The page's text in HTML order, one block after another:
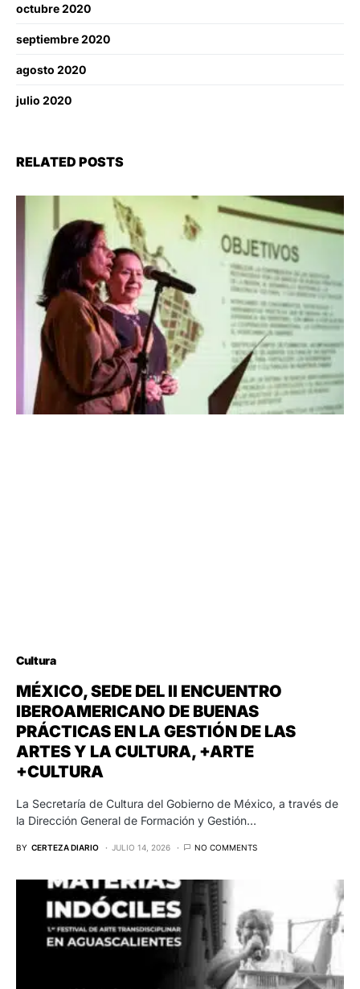
octubre 2020
septiembre 2020
agosto 2020
julio 2020
RELATED POSTS
Cultura
MÉXICO, SEDE DEL II ENCUENTRO
IBEROAMERICANO DE BUENAS
PRÁCTICAS EN LA GESTIÓN DE LAS
ARTES Y LA CULTURA, +ARTE
+CULTURA
La Secretaría de Cultura del Gobierno de México, a través de
la Dirección General de Formación y Gestión…
BY CERTEZA DIARIO JULIO 14, 2026 NO COMMENTS